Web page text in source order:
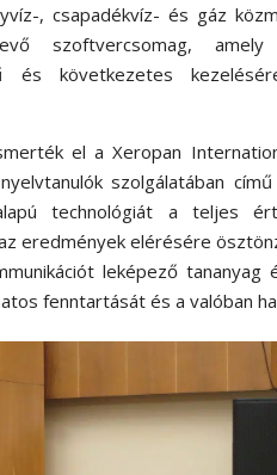
, csapadékvíz- és gáz
szoftvercsomag,
és következetes
el a Xeropan
szolgálatában
technológiát a teljes
eredmények elérésére
leképező
fenntartását és a valóban